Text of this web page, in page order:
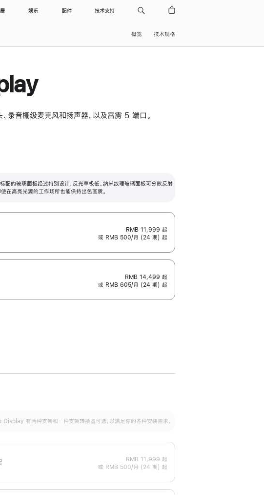
娱乐 配件 技术支持
概览 技术规格
音棚级麦克风和扬声器，以及雷雳 5 端口。
画质。
标配的玻璃面板经过特别设计，反光率极低。纳米纹理玻璃面板可分散反射
使在高亮光源的工作场所也能保持出色画质。
RMB 11,999 起
或 RMB 500/月 (24 期) 起
RMB 14,499 起
或 RMB 605/月 (24 期) 起
毫米的高度调节范围。
有两种支架和一种支架转换器可选，以满足你的各种安装需求。
RMB 11,999 起
或 RMB 500/月 (24 期) 起